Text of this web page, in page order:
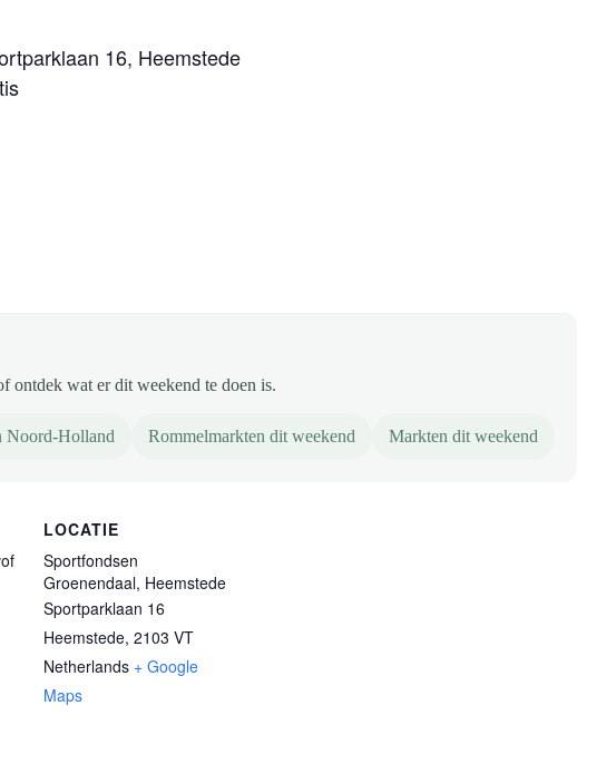
16, Heemstede
ontdek wat er dit weekend te doen is.
Noord-Holland Rommelmarkten dit weekend Markten dit weekend
LOCATIE
Sportfondsen
Groenendaal, Heemstede
Sportparklaan 16
Heemstede, 2103 VT
Netherlands + Google
Maps